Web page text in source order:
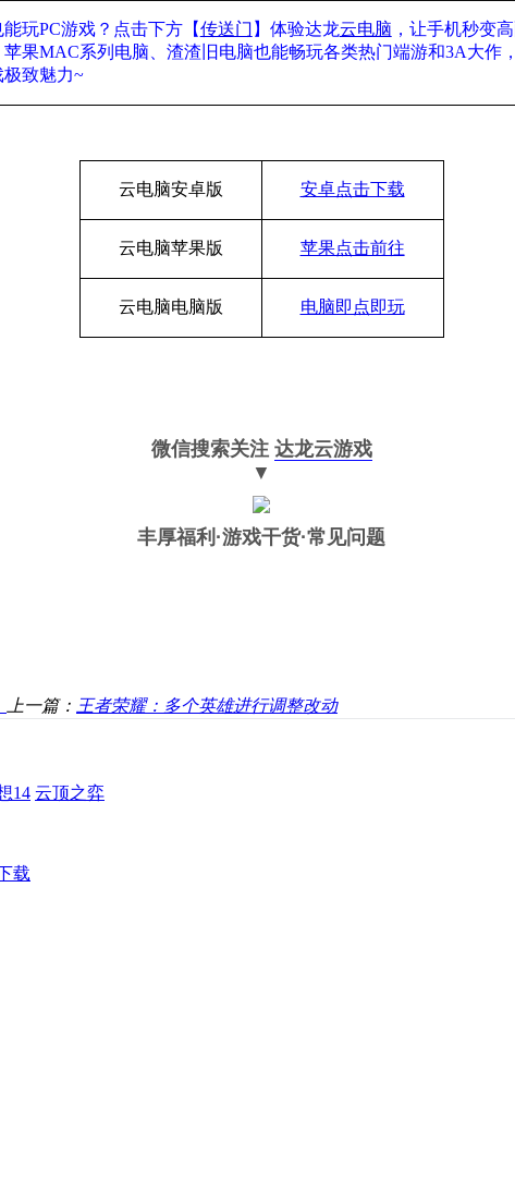
能玩PC游戏？点击下方【传送门 】体验达龙云电脑 ，让手机秒变
苹果MAC系列电脑、渣渣旧电脑也能畅玩各类热门端游和3A大作
致魅力~
云电脑安卓版 安卓点击下载
云电脑苹果版 苹果点击前往
云电脑电脑版 电脑即点即玩
微信搜索关注 达龙云游戏
▼
丰厚福利 ·游戏干货·常见问题
上一篇： 王者荣耀：多个英雄进行调整改动
14 云顶之弈
载